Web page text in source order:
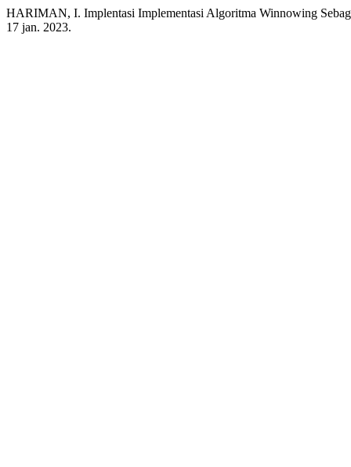
HARIMAN, I. Implentasi Implementasi Algoritma Winnowing
17 jan. 2023.